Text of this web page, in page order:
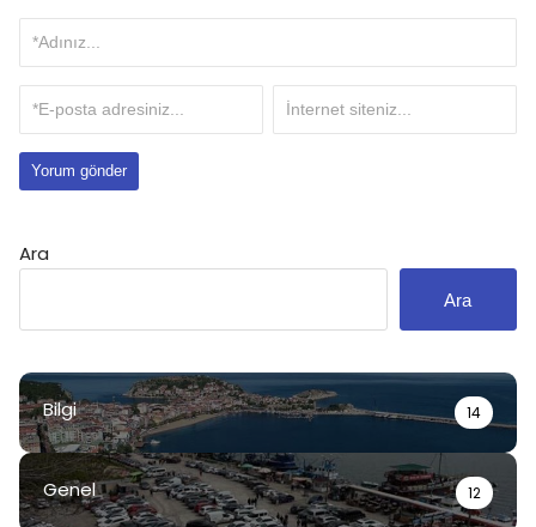
Ara
Ara
Bilgi 14
Genel 12